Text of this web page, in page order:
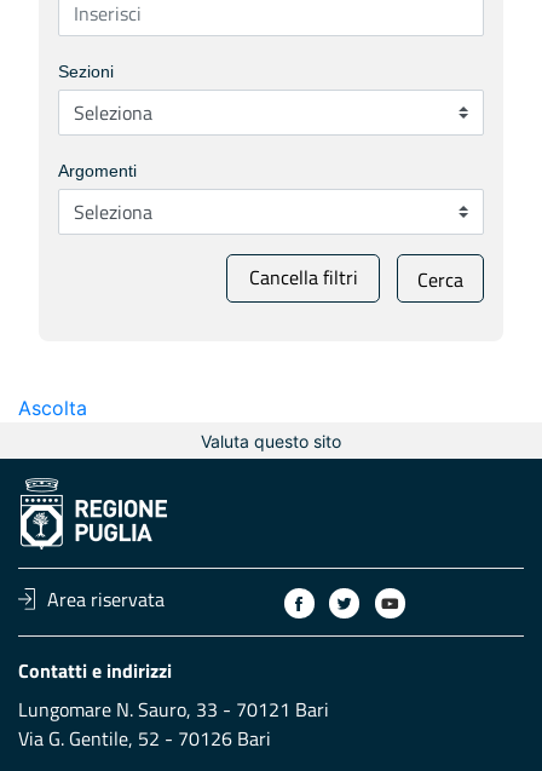
Sezioni
Argomenti
Cancella filtri Cerca
Ascolta
Valuta questo sito
Area riservata
Contatti e indirizzi
Lungomare N. Sauro, 33 - 70121 Bari
Via G. Gentile, 52 - 70126 Bari